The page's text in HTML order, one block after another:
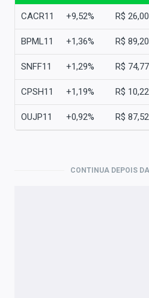
CACR11 +9,52% R$ 26,00
BPML11 +1,36% R$ 89,20
SNFF11 +1,29% R$ 74,77
CPSH11 +1,19% R$ 10,22
OUJP11 +0,92% R$ 87,52
CONTINUA DEPOIS